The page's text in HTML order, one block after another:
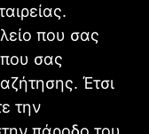
που σας
σας
Έτσι
την